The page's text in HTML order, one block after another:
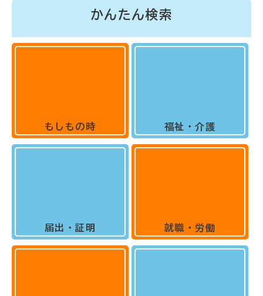
かんたん検索
もしもの時
届出・証明
福祉・介護
就職・労働